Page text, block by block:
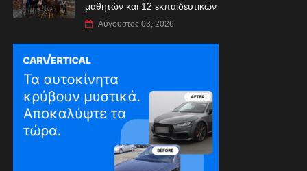
μαθητών και 12 εκπαιδευτικών
Αύγουστος 03, 2026